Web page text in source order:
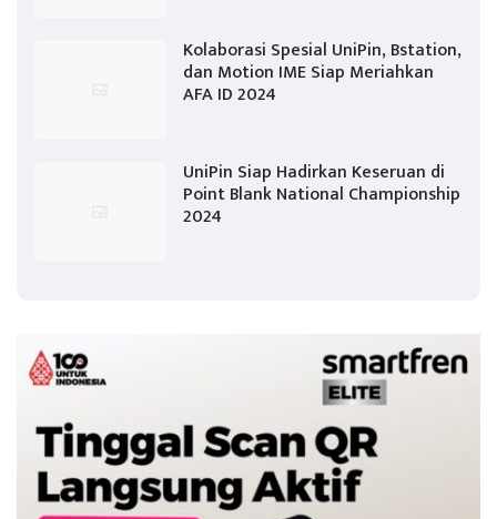
Kolaborasi Spesial UniPin, Bstation,
dan Motion IME Siap Meriahkan
AFA ID 2024
UniPin Siap Hadirkan Keseruan di
Point Blank National Championship
2024